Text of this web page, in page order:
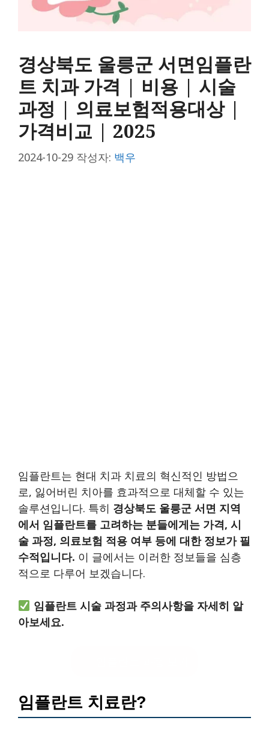
경상북도 울릉군 서면임플란
트 치과 가격 | 비용 | 시술
과정 | 의료보험적용대상 |
가격비교 | 2025
2024-10-29 작성자: 백우
임플란트는 현대 치과 치료의 혁신적인 방법으
로, 잃어버린 치아를 효과적으로 대체할 수 있는
솔루션입니다. 특히 경상북도 울릉군 서면 지역
에서 임플란트를 고려하는 분들에게는 가격, 시
술 과정, 의료보험 적용 여부 등에 대한 정보가 필
수적입니다. 이 글에서는 이러한 정보들을 심층
적으로 다루어 보겠습니다.
임플란트 시술 과정과 주의사항을 자세히 알
아보세요.
임플란트 치료란?